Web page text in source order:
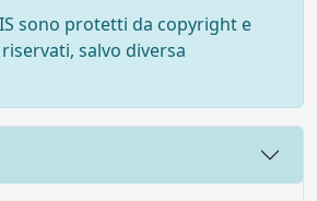
sono protetti da copyright e
salvo diversa